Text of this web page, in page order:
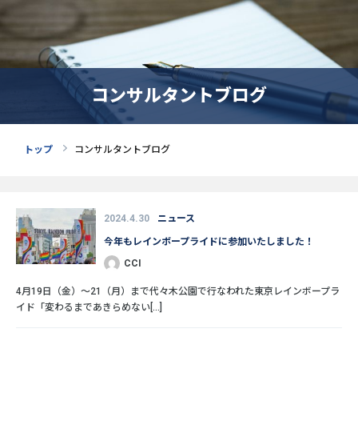
コンサルタントブログ
トップ コンサルタントブログ
2024.4.30 ニュース
今年もレインボープライドに参加いたしました！
CCI
4月19日（金）～21（月）まで代々木公園で行なわれた東京レインボープラ
イド「変わるまであきらめない[...]